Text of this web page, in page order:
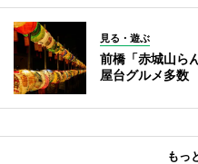
見る・遊ぶ
前橋「赤城山ら
屋台グルメ多数
もっ